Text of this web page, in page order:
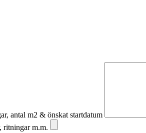
antal m2 & önskat startdatum
ritningar m.m.